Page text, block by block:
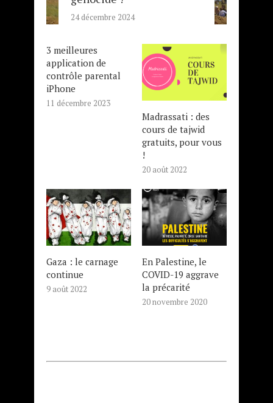
24 décembre 2024
3 meilleures
application de
contrôle parental
iPhone
11 décembre 2023
Madrassati : des
cours de tajwid
gratuits, pour vous
!
20 août 2022
Gaza : le carnage
continue
9 août 2022
En Palestine, le
COVID-19 aggrave
la précarité
20 novembre 2020